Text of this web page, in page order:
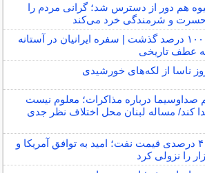
هم دور از دسترس شد؛ گرانی مردم را
حسرت و شرمندگی خرد می‌کند
تورم از ۱۰۰ درصد گذشت | سفره ایرانیان در آستانه
عطف تاریخی
ناسا از لکه‌های خورشیدی
صداوسیما درباره مذاکرات؛ معلوم نیست
کند/ مساله لبنان محل اختلاف نظر جدی
سقوط ۴ درصدی قیمت نفت؛ امید به توافق آمریکا و
را نزولی کرد